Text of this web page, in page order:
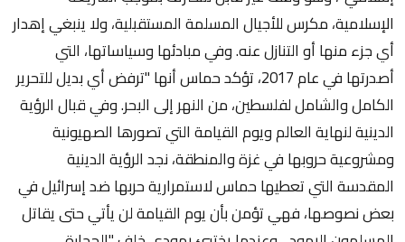
الإسلامية، مكرس للأجيال المسلمة المستقبلية، ولا ينبغي إهدار
أي جزء منها أو التنازل عنه. وفي مبادئها وسياساتها، التي
أصدرتها في عام 2017، تؤكد حماس أنها "ترفض أي بديل للتحرير
الكامل والشامل لفلسطين، من النهر إلى البحر. وفي قبال الرؤية
الدينية لنهاية العالم ويوم القيامة التي تصورها الصهيونية
ومشروعية حروبها في غزة والمنطقة، نجد الرؤية الدينية
المقدسة التي تعطيها حماس لاستمرارية حربها ضد إسرائيل في
بعض نصوصها، فهي تؤمن بأن يوم القيامة لن يأتي حتى يقاتل